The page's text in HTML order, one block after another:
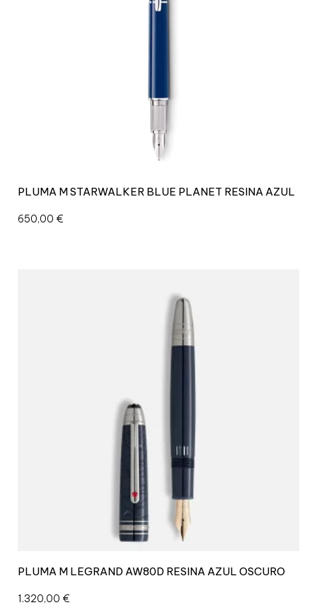
PLUMA M STARWALKER BLUE PLANET RESINA AZUL
650,00 €
PLUMA M LEGRAND AW80D RESINA AZUL OSCURO
1.320,00 €